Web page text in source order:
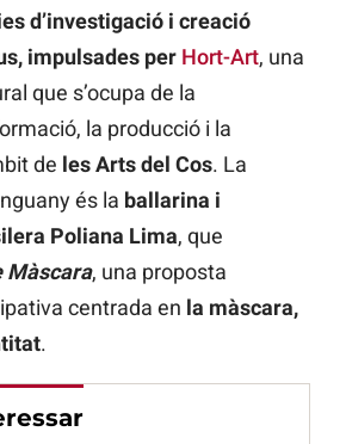
d’investigació i creació
impulsades per Hort-Art, una
que s’ocupa de la
la producció i la
de les Arts del Cos. La
és la ballarina i
Poliana Lima, que
Màscara, una proposta
centrada en la màscara,
.